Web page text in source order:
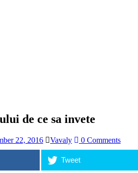
de ce sa invete
22, 2016 Vavaly 0 Comments
Tweet